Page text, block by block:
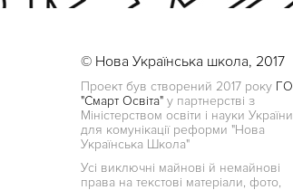
© Нова Українська школа, 2017
Проект був створений 2017 року ГО
"Смарт Освіта" у партнерстві з
Міністерством освіти і науки України
для комунікації реформи "Нова
Українська Школа"
Усі виключні майнові й немайнові
права на текстові матеріали, фото,